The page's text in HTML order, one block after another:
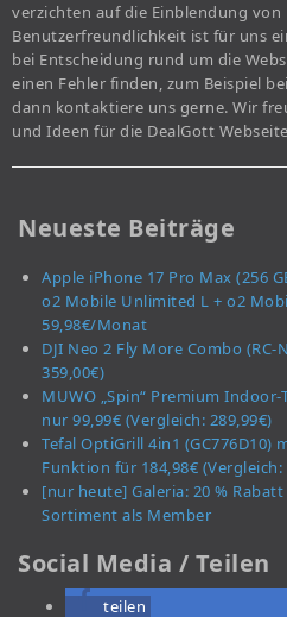
verzichten auf die Einblendung von
Benutzerfreundlichkeit ist für uns
bei Entscheidung rund um die
einen Fehler finden, zum Beispiel
dann kontaktiere uns gerne. Wir
und Ideen für die DealGott
Neueste Beiträge
Apple iPhone 17 Pro Max (256
o2 Mobile Unlimited L + o2
59,98€/Monat
DJI Neo 2 Fly More Combo
359,00€)
MUWO „Spin“ Premium
nur 99,99€ (Vergleich: 289,99€)
Tefal OptiGrill 4in1 (GC776D10)
Funktion für 184,98€ (Vergleich:
[nur heute] Galeria: 20 %
Sortiment als Member
Social Media / Teilen
teilen